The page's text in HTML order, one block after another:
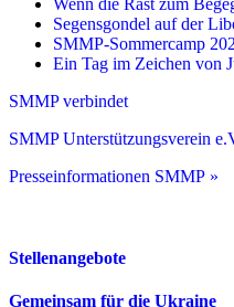
Wenn die Rast zum
Segensgondel auf der
SMMP-Sommercamp
Ein Tag im Zeichen von
SMMP verbindet
SMMP Unterstützungsverein
Presseinformationen SMMP »
Stellenangebote
Gemeinsam für die Ukraine